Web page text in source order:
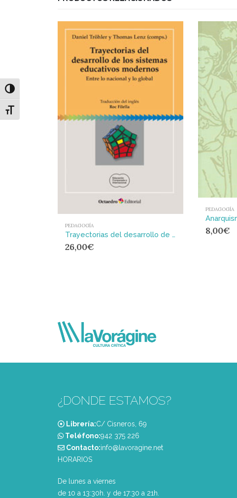
Alternar alto contraste
Alternar tamaño de letra
PEDAGOGÍA
Trayectorias del desarrollo de los sistemas educativos modernos : Entre lo nacional y lo global
26,00€
PEDAGOGÍA
8,00€
¿DONDE ESTAMOS?
Librería:C/ Cisneros, 69
Teléfono:‭942 375 226‬
Contacto:info@lavoragine.net
HORARIOS
De lunes a viernes
de 10 a 13:30h. y de 17:30 a 21h.